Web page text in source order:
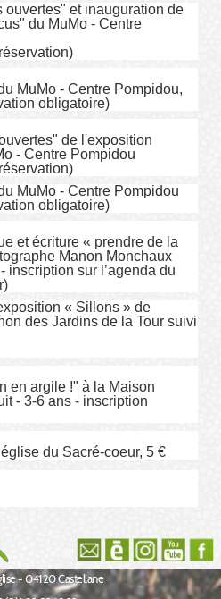
ouvertes" et inauguration de
du MuMo - Centre
MuMo - Centre Pompidou,
obligatoire)
de l'exposition
- Centre Pompidou
MuMo - Centre Pompidou
obligatoire)
et écriture « prendre de la
Manon Monchaux
inscription sur l’agenda du
« Sillons » de
des Jardins de la Tour suivi
en argile !" à la Maison
- 3-6 ans - inscription
du Sacré-coeur, 5 €
- 04120 Castellane